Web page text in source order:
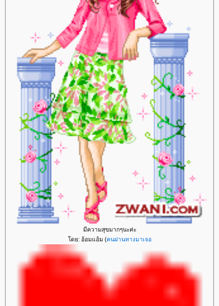
มีความสุขมากๆนะค่ะ
ดย: อ้อมแอ้ม (คนผ่านทางมาเจอ